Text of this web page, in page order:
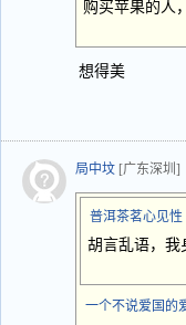
购买苹果的人
想得美
局中坟 [广东深圳]
普洱茶茗心见性
胡言乱语，我
一个不说爱国的